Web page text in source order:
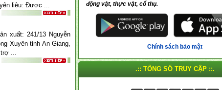
liệu: Được ...
xuất: 241/13 Nguyễn
Xuyên tỉnh An Giang,
trợ ...
động vật, thực vật, cổ thụ.
Chính sách bảo mật
.:: TỔNG SỐ TRUY CẬP ::.